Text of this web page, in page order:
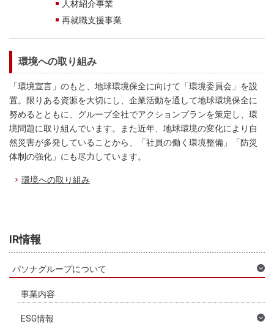
人材紹介事業
再就職支援事業
環境への取り組み
「環境宣言」のもと、地球環境保全に向けて「環境委員会」を設
置。限りある資源を大切にし、企業活動を通して地球環境保全に
努めるとともに、グループ全社でアクションプランを策定し、環
境問題に取り組んでいます。また近年、地球環境の変化により自
然災害が多発していることから、「社員の働く環境整備」「防災
体制の強化」にも尽力しています。
環境への取り組み
IR情報
パソナグループについて
事業内容
ESG情報